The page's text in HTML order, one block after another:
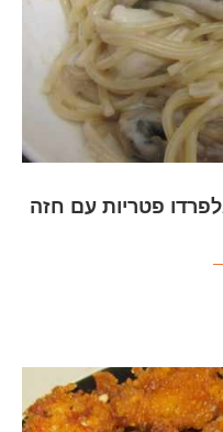
פטריות עם חזה